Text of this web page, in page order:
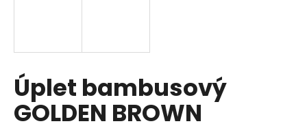
Úplet bambusový
GOLDEN BROWN
í
t
?